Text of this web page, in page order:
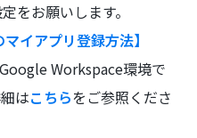
をお願いします。
イアプリ登録方法】
Workspace環境で
はこちらをご参照くださ